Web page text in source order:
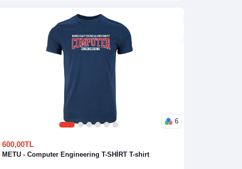
1 2 3 4 5 6
6
600,00TL
METU - Computer Engineering T-SHİRT T-shirt